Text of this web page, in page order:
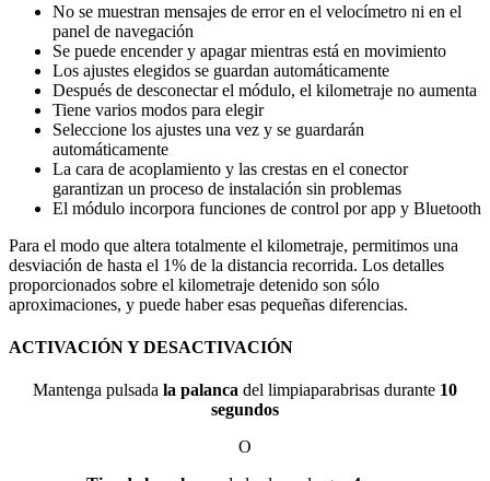
No se muestran mensajes de error en el velocímetro ni en el
panel de navegación
Se puede encender y apagar mientras está en movimiento
Los ajustes elegidos se guardan automáticamente
Después de desconectar el módulo, el kilometraje no aumenta
Tiene varios modos para elegir
Seleccione los ajustes una vez y se guardarán
automáticamente
La cara de acoplamiento y las crestas en el conector
garantizan un proceso de instalación sin problemas
El módulo incorpora funciones de control por app y Bluetooth
Para el modo que altera totalmente el kilometraje, permitimos una
desviación de hasta el 1% de la distancia recorrida. Los detalles
proporcionados sobre el kilometraje detenido son sólo
aproximaciones, y puede haber esas pequeñas diferencias.
ACTIVACIÓN Y DESACTIVACIÓN
Mantenga pulsada la palanca del limpiaparabrisas durante 10
segundos
O